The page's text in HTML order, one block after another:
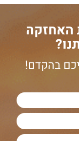
האחזקה
בהקדם!